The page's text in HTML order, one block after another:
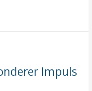
Impuls